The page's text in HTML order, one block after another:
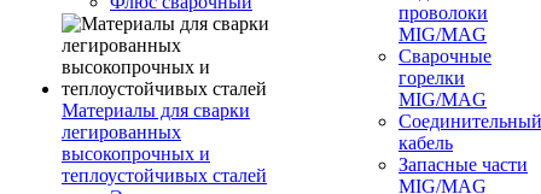
Материалы для сварки
легированных
высокопрочных и
теплоустойчивых сталей
проволоки
MIG/MAG
Сварочные
горелки
MIG/MAG
Соединительный
кабель
Запасные части
MIG/MAG